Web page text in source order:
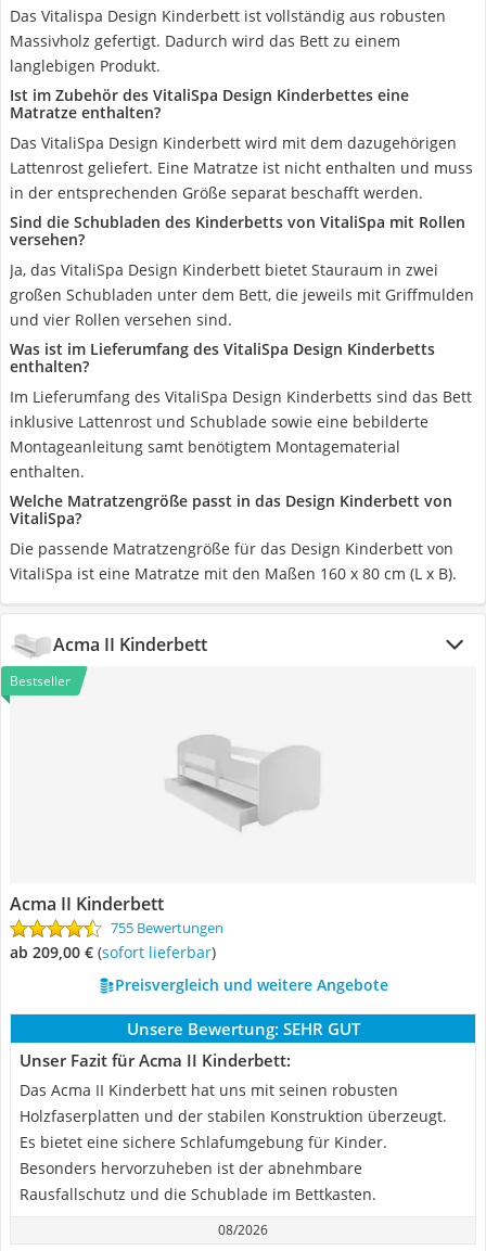
Das Vitalispa Design Kinderbett ist vollständig aus robusten
Massivholz gefertigt. Dadurch wird das Bett zu einem
langlebigen Produkt.
Ist im Zubehör des VitaliSpa Design Kinderbettes eine
Matratze enthalten?
Das VitaliSpa Design Kinderbett wird mit dem dazugehörigen
Lattenrost geliefert. Eine Matratze ist nicht enthalten und muss
in der entsprechenden Größe separat beschafft werden.
Sind die Schubladen des Kinderbetts von VitaliSpa mit Rollen
versehen?
Ja, das VitaliSpa Design Kinderbett bietet Stauraum in zwei
großen Schubladen unter dem Bett, die jeweils mit Griffmulden
und vier Rollen versehen sind.
Was ist im Lieferumfang des VitaliSpa Design Kinderbetts
enthalten?
Im Lieferumfang des VitaliSpa Design Kinderbetts sind das Bett
inklusive Lattenrost und Schublade sowie eine bebilderte
Montageanleitung samt benötigtem Montagematerial
enthalten.
Welche Matratzengröße passt in das Design Kinderbett von
VitaliSpa?
Die passende Matratzengröße für das Design Kinderbett von
VitaliSpa ist eine Matratze mit den Maßen 160 x 80 cm (L x B).
Acma II Kinderbett
Bestseller
Acma II Kinderbett
755 Bewertungen
ab 209,00 € ( Sofort lieferbar)
Preisvergleich und weitere Angebote
Unsere Bewertung: SEHR GUT
Unser Fazit für Acma II Kinderbett:
Das Acma II Kinderbett hat uns mit seinen robusten
Holzfaserplatten und der stabilen Konstruktion überzeugt.
Es bietet eine sichere Schlafumgebung für Kinder.
Besonders hervorzuheben ist der abnehmbare
Rausfallschutz und die Schublade im Bettkasten.
08/2026